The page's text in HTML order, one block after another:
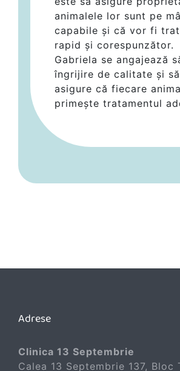
animalele lor sunt pe
capabile și că vor fi
rapid și corespunzător.
Gabriela se angajează
îngrijire de calitate și
asigure că fiecare
primește tratamentul
Adrese
Clinica 13 Septembrie
Calea 13 Septembrie 137, Bloc